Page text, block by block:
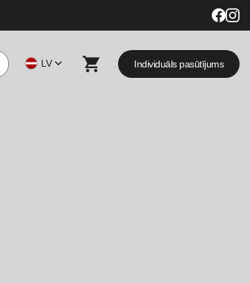
LV Individuāls pasūtījums